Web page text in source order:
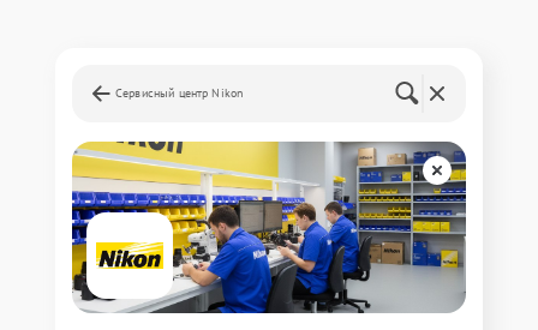
Сервисный центр Nikon